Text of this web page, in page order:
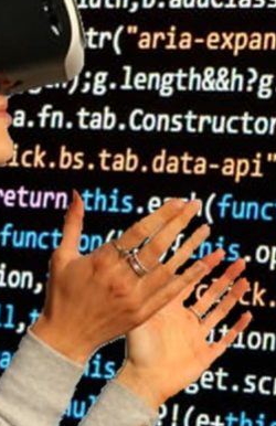
出且含有註釋資訊的合成資料，
中建立合成資料，並非在現實環
人造的合成資料卻也呈現出真實
現跟從實際物體、事件或人身上